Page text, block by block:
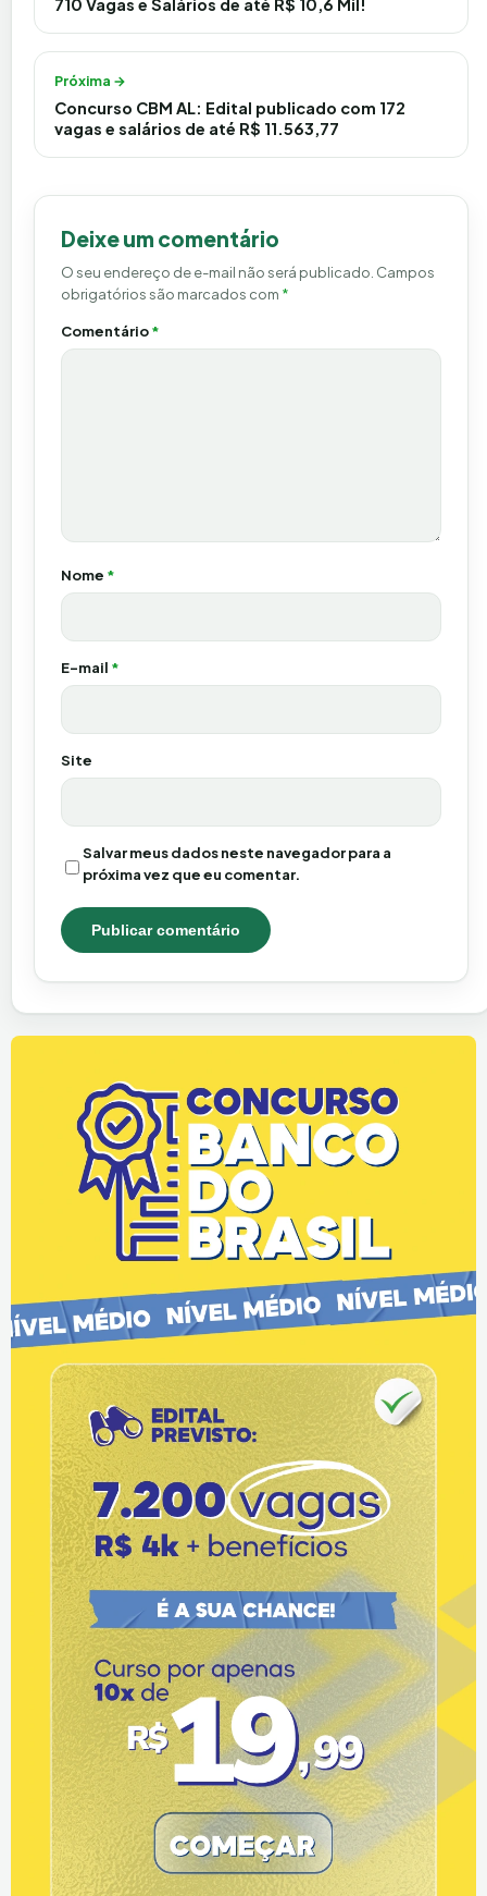
710 Vagas e Salários de até R$ 10,6 Mil!
Próxima →
Concurso CBM AL: Edital publicado com 172
vagas e salários de até R$ 11.563,77
Deixe um comentário
O seu endereço de e-mail não será publicado. Campos
obrigatórios são marcados com *
Comentário*
Nome *
E-mail *
Site
Salvar meus dados neste navegador para a
próxima vez que eu comentar.